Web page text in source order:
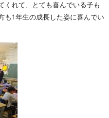
くれて、とても喜んでいる子も
も1年生の成長した姿に喜んでい